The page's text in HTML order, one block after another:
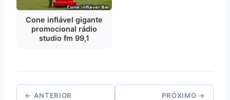
Cone inflável gigante
promocional rádio
studio fm 99,1
← ANTERIOR PRÓXIMO →